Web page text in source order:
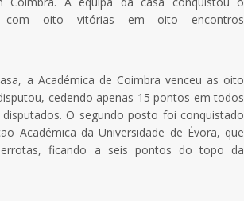
com oito vitórias em oito encontros
a Académica de Coimbra venceu as oito
cedendo apenas 15 pontos em todos
O segundo posto foi conquistado
Académica da Universidade de Évora, que
ficando a seis pontos do topo da